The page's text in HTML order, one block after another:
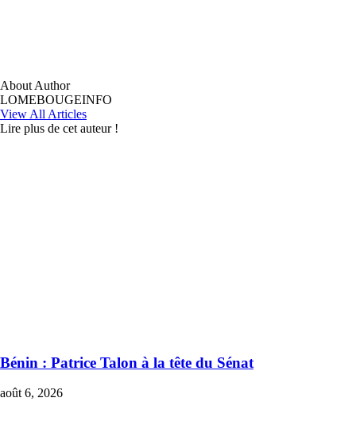
About Author
LOMEBOUGEINFO
View All Articles
Lire plus de cet auteur !
Bénin : Patrice Talon à la tête du Sénat
août 6, 2026